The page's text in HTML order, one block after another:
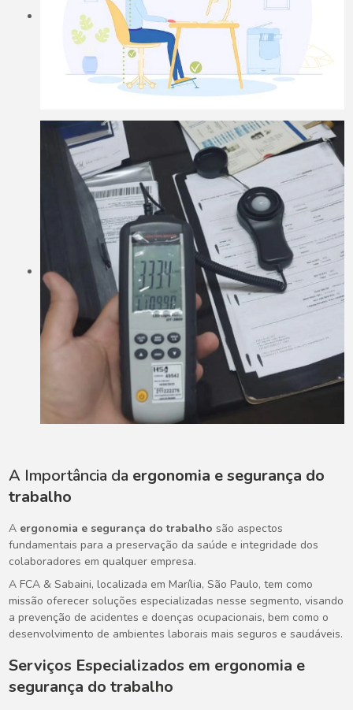
A Importância da ergonomia e segurança do
trabalho
A ergonomia e segurança do trabalho são aspectos
fundamentais para a preservação da saúde e integridade dos
colaboradores em qualquer empresa.
A FCA & Sabaini, localizada em Marília, São Paulo, tem como
missão oferecer soluções especializadas nesse segmento, visando
a prevenção de acidentes e doenças ocupacionais, bem como o
desenvolvimento de ambientes laborais mais seguros e saudáveis.
Serviços Especializados em ergonomia e
segurança do trabalho